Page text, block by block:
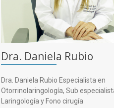
Dra. Daniela Rubio
Dra. Daniela Rubio Especialista en
Otorrinolaringología, Sub
Laringología y Fono cirugía